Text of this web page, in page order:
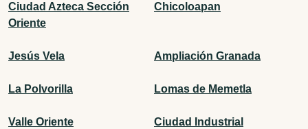
Ciudad Azteca Sección
Oriente
Chicoloapan
Jesús Vela Ampliación Granada
La Polvorilla Lomas de Memetla
Valle Oriente
Ciudad Industrial